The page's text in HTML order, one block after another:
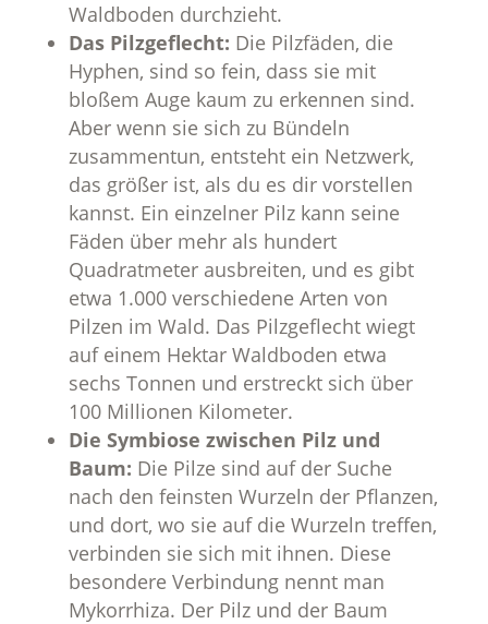
Waldboden durchzieht.
Das Pilzgeflecht: Die Pilzfäden, die
Hyphen, sind so fein, dass sie mit
bloßem Auge kaum zu erkennen sind.
Aber wenn sie sich zu Bündeln
zusammentun, entsteht ein Netzwerk,
das größer ist, als du es dir vorstellen
kannst. Ein einzelner Pilz kann seine
Fäden über mehr als hundert
Quadratmeter ausbreiten, und es gibt
etwa 1.000 verschiedene Arten von
Pilzen im Wald. Das Pilzgeflecht wiegt
auf einem Hektar Waldboden etwa
sechs Tonnen und erstreckt sich über
100 Millionen Kilometer.
Die Symbiose zwischen Pilz und
Baum: Die Pilze sind auf der Suche
nach den feinsten Wurzeln der Pflanzen,
und dort, wo sie auf die Wurzeln treffen,
verbinden sie sich mit ihnen. Diese
besondere Verbindung nennt man
Mykorrhiza. Der Pilz und der Baum